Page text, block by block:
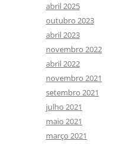
abril 2025
outubro 2023
abril 2023
novembro 2022
abril 2022
novembro 2021
setembro 2021
julho 2021
maio 2021
março 2021